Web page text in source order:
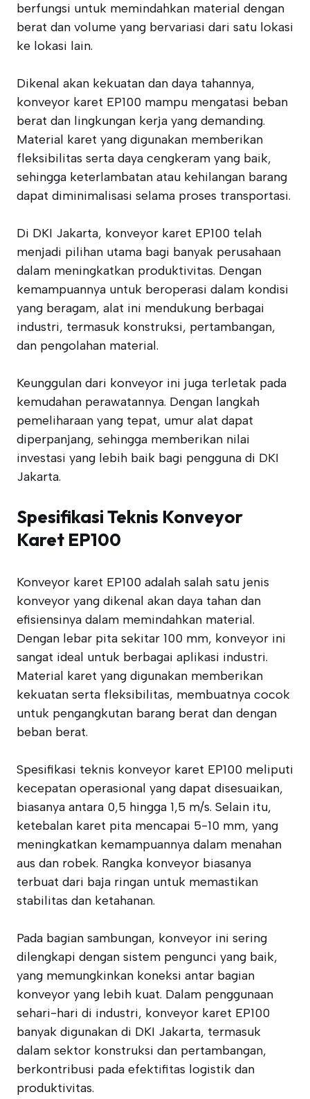
berfungsi untuk memindahkan material dengan
berat dan volume yang bervariasi dari satu lokasi
ke lokasi lain.
Dikenal akan kekuatan dan daya tahannya,
konveyor karet EP100 mampu mengatasi beban
berat dan lingkungan kerja yang demanding.
Material karet yang digunakan memberikan
fleksibilitas serta daya cengkeram yang baik,
sehingga keterlambatan atau kehilangan barang
dapat diminimalisasi selama proses transportasi.
Di DKI Jakarta, konveyor karet EP100 telah
menjadi pilihan utama bagi banyak perusahaan
dalam meningkatkan produktivitas. Dengan
kemampuannya untuk beroperasi dalam kondisi
yang beragam, alat ini mendukung berbagai
industri, termasuk konstruksi, pertambangan,
dan pengolahan material.
Keunggulan dari konveyor ini juga terletak pada
kemudahan perawatannya. Dengan langkah
pemeliharaan yang tepat, umur alat dapat
diperpanjang, sehingga memberikan nilai
investasi yang lebih baik bagi pengguna di DKI
Jakarta.
Spesifikasi Teknis Konveyor
Karet EP100
Konveyor karet EP100 adalah salah satu jenis
konveyor yang dikenal akan daya tahan dan
efisiensinya dalam memindahkan material.
Dengan lebar pita sekitar 100 mm, konveyor ini
sangat ideal untuk berbagai aplikasi industri.
Material karet yang digunakan memberikan
kekuatan serta fleksibilitas, membuatnya cocok
untuk pengangkutan barang berat dan dengan
beban berat.
Spesifikasi teknis konveyor karet EP100 meliputi
kecepatan operasional yang dapat disesuaikan,
biasanya antara 0,5 hingga 1,5 m/s. Selain itu,
ketebalan karet pita mencapai 5-10 mm, yang
meningkatkan kemampuannya dalam menahan
aus dan robek. Rangka konveyor biasanya
terbuat dari baja ringan untuk memastikan
stabilitas dan ketahanan.
Pada bagian sambungan, konveyor ini sering
dilengkapi dengan sistem pengunci yang baik,
yang memungkinkan koneksi antar bagian
konveyor yang lebih kuat. Dalam penggunaan
sehari-hari di industri, konveyor karet EP100
banyak digunakan di DKI Jakarta, termasuk
dalam sektor konstruksi dan pertambangan,
berkontribusi pada efektifitas logistik dan
produktivitas.